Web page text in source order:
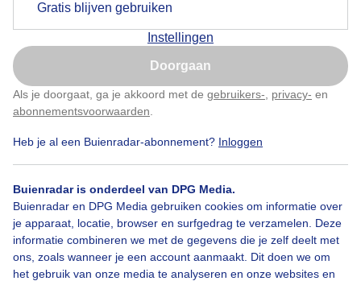
Gratis blijven gebruiken
Instellingen
Doorgaan
Als je doorgaat, ga je akkoord met de gebruikers- privacy- en
abonnementsvoorwaarden
Heb je al een Buienradar-abonnement? Inloggen
Buienradar is onderdeel van DPG Media.
Buienradar en DPG Media gebruiken cookies om informatie over
je apparaat, locatie, browser en surfgedrag te verzamelen. Deze
informatie combineren we met de gegevens die je zelf deelt met
ons, zoals wanneer je een account aanmaakt. Dit doen we om
het gebruik van onze media te analyseren en onze websites en
Ochtendfoto
Door: Sandra Vos
Bekijk slideshow
Nu niet, misschien later
Klik hierom dit aan te passen